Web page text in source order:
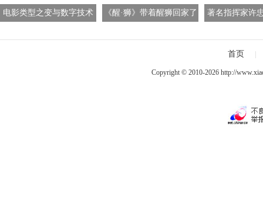
电影类型之变与数字技术
《醒·狮》带着醒狮回家了
著名指挥家许
舞台流
首页
Copyright © 2010-2026 http://